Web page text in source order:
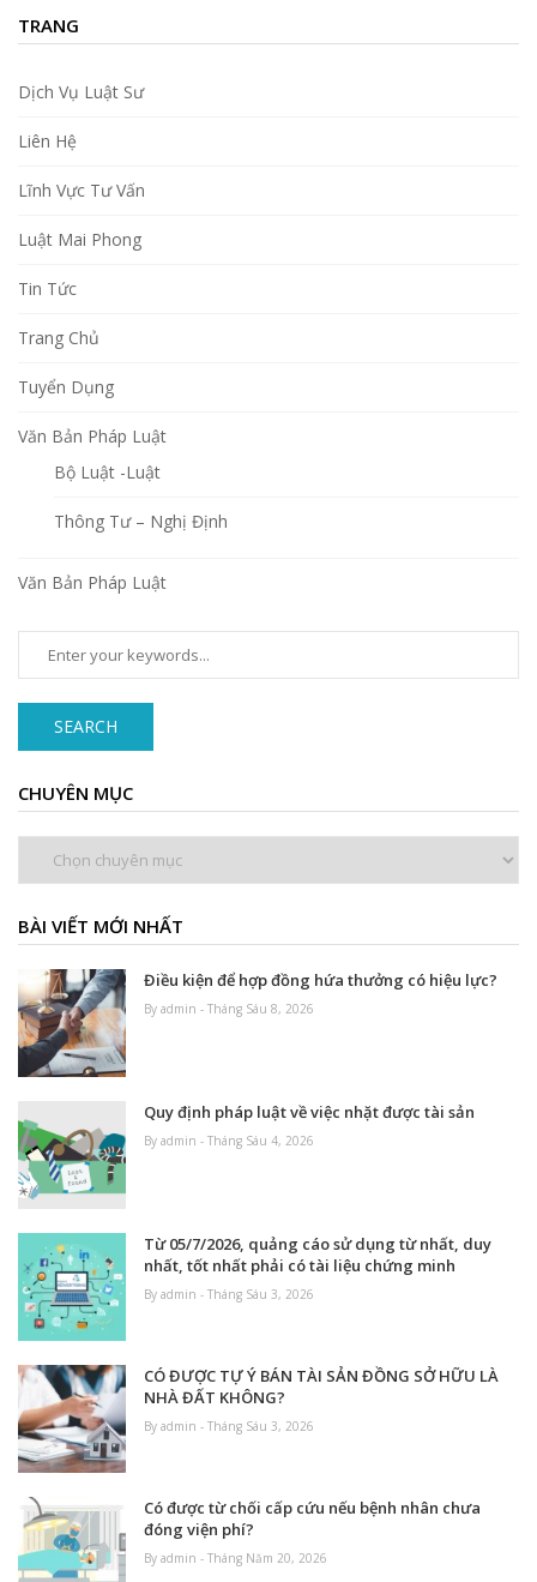
TRANG
Dịch Vụ Luật Sư
Liên Hệ
Lĩnh Vực Tư Vấn
Luật Mai Phong
Tin Tức
Trang Chủ
Tuyển Dụng
Văn Bản Pháp Luật
Bộ Luật -Luật
Thông Tư – Nghị Định
Văn Bản Pháp Luật
SEARCH
CHUYÊN MỤC
BÀI VIẾT MỚI NHẤT
Điều kiện để hợp đồng hứa thưởng có hiệu lực?
By admin - Tháng Sáu 8, 2026
Quy định pháp luật về việc nhặt được tài sản
By admin - Tháng Sáu 4, 2026
Từ 05/7/2026, quảng cáo sử dụng từ nhất, duy
nhất, tốt nhất phải có tài liệu chứng minh
By admin - Tháng Sáu 3, 2026
CÓ ĐƯỢC TỰ Ý BÁN TÀI SẢN ĐỒNG SỞ HỮU LÀ
NHÀ ĐẤT KHÔNG?
By admin - Tháng Sáu 3, 2026
Có được từ chối cấp cứu nếu bệnh nhân chưa
đóng viện phí?
By admin - Tháng Năm 20, 2026